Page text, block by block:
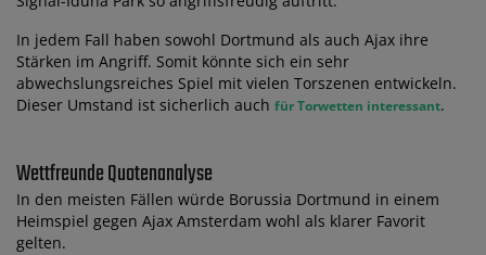
In jedem Fall haben sowohl Dortmund als auch Ajax ihre
Stärken im Angriff. Somit könnte sich ein sehr
abwechslungsreiches Spiel mit vielen Torszenen entwickeln.
Dieser Umstand ist sicherlich auch für Torwetten interessant.
Wettfreunde Quotenanalyse
In den meisten Fällen würde Borussia Dortmund in einem
Heimspiel gegen Ajax Amsterdam wohl als klarer Favorit
gelten.